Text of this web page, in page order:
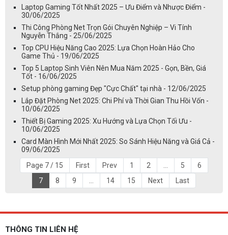
Laptop Gaming Tốt Nhất 2025 – Ưu Điểm và Nhược Điểm -
30/06/2025
Thi Công Phòng Net Trọn Gói Chuyên Nghiệp – Vi Tính
Nguyễn Thắng - 25/06/2025
Top CPU Hiệu Năng Cao 2025: Lựa Chọn Hoàn Hảo Cho
Game Thủ - 19/06/2025
Top 5 Laptop Sinh Viên Nên Mua Năm 2025 - Gọn, Bền, Giá
Tốt - 16/06/2025
Setup phòng gaming Đẹp "Cực Chất" tại nhà - 12/06/2025
Lắp Đặt Phòng Net 2025: Chi Phí và Thời Gian Thu Hồi Vốn -
10/06/2025
Thiết Bị Gaming 2025: Xu Hướng và Lựa Chọn Tối Ưu -
10/06/2025
Card Màn Hình Mới Nhất 2025: So Sánh Hiệu Năng và Giá Cả -
09/06/2025
Page 7 / 15
First Prev 1 2 ... 5
6
7
8 9 ... 14 15 Next Last
THÔNG TIN LIÊN HỆ